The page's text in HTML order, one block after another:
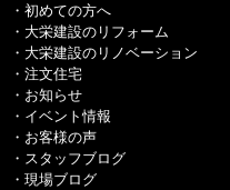
初めての方へ
大栄建設のリフォーム
大栄建設のリノベーション
注文住宅
お知らせ
イベント情報
お客様の声
スタッフブログ
現場ブログ